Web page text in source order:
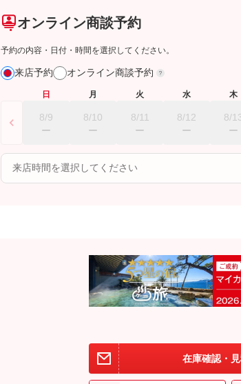
オンライン商談予約
予約の内容・日付・時間を選択してください。
来店予約 オンライン商談予約
日
8/9
月
8/10
火
8/11
水
8/12
木
8/
在庫確認・